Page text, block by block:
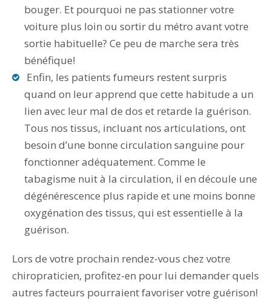
bouger. Et pourquoi ne pas stationner votre
voiture plus loin ou sortir du métro avant votre
sortie habituelle? Ce peu de marche sera très
bénéfique!
Enfin, les patients fumeurs restent surpris
quand on leur apprend que cette habitude a un
lien avec leur mal de dos et retarde la guérison.
Tous nos tissus, incluant nos articulations, ont
besoin d’une bonne circulation sanguine pour
fonctionner adéquatement. Comme le
tabagisme nuit à la circulation, il en découle une
dégénérescence plus rapide et une moins bonne
oxygénation des tissus, qui est essentielle à la
guérison.
Lors de votre prochain rendez-vous chez votre
chiropraticien, profitez-en pour lui demander quels
autres facteurs pourraient favoriser votre guérison!